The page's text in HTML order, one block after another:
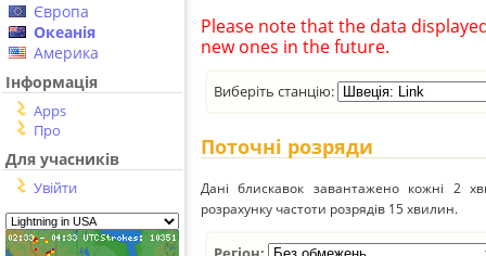
Європа
Океанія
Америка
Інформація
Apps
Про
Для учасників
Увійти
Please note that the data
new ones in the future.
Виберіть станцію:
Поточні розряди
Дані блискавок завантажено кожні 2
розрахунку частоти розрядів 15 хвилин.